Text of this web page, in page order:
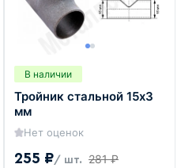
В наличии
Тройник стальной 15х3
мм
Нет оценок
255 ₽/ шт. 281 ₽